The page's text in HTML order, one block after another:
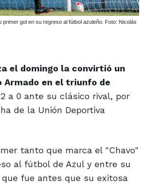
primer gol en su regreso al fútbol azuleño. Foto: Nicolás
el domingo la convirtió un
Armado en el triunfo de
a 0 ante su clásico rival, por
de la Unión Deportiva
tanto que marca el "Chavo"
al fútbol de Azul y entre su
fue antes que su exitosa